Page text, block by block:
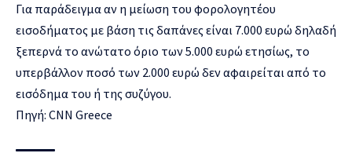
Για παράδειγμα αν η μείωση του φορολογητέου
εισοδήματος με βάση τις δαπάνες είναι 7.000 ευρώ δηλαδή
ξεπερνά το ανώτατο όριο των 5.000 ευρώ ετησίως, το
υπερβάλλον ποσό των 2.000 ευρώ δεν αφαιρείται από το
εισόδημα του ή της συζύγου.
Πηγή: CNN Greece